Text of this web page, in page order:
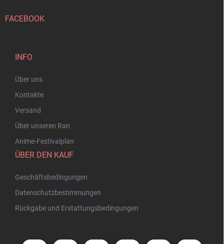
FACEBOOK
INFO
Über uns
Kontakte
Versand
Über unseren Ran
Anime-Festivalplan
ÜBER DEN KAUF
Geschäftsbedingungen
Datenschutzbestimmungen
Rückgabe und Erstattungsbedingungen